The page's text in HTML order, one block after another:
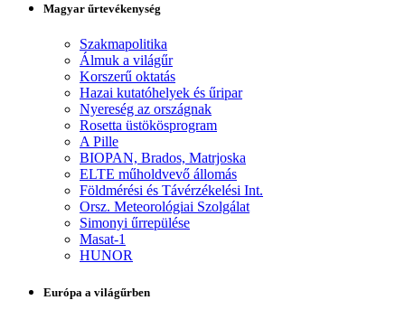
Magyar űrtevékenység
Szakmapolitika
Álmuk a világűr
Korszerű oktatás
Hazai kutatóhelyek és űripar
Nyereség az országnak
Rosetta üstökösprogram
A Pille
BIOPAN, Brados, Matrjoska
ELTE műholdvevő állomás
Földmérési és Távérzékelési Int.
Orsz. Meteorológiai Szolgálat
Simonyi űrrepülése
Masat-1
HUNOR
Európa a világűrben